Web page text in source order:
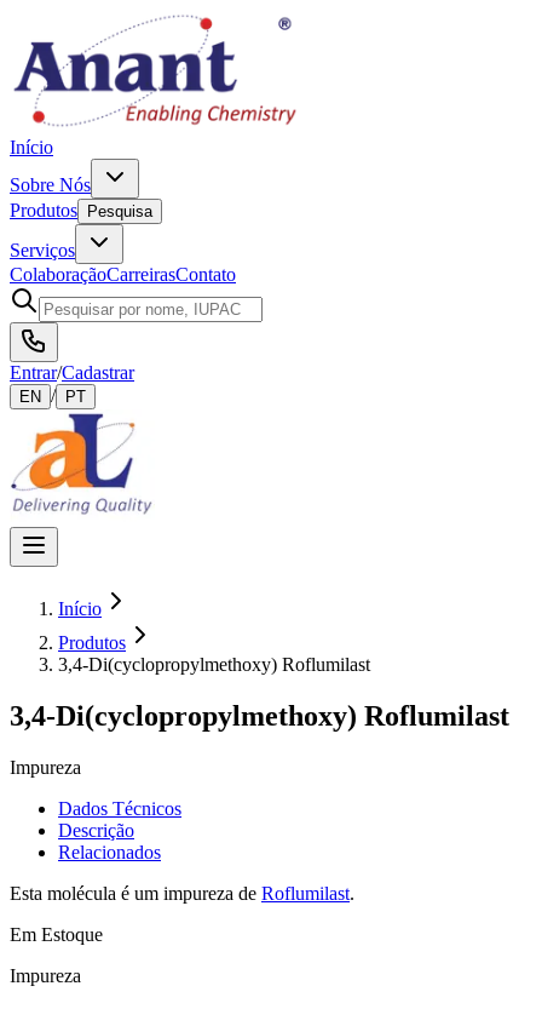
Início
Sobre Nós
Produtos
Pesquisa
Serviços
ColaboraçãoCarreirasContato
Entrar/Cadastrar
EN / PT
Início
Produtos
3,4-Di(cyclopropylmethoxy) Roflumilast
3,4-Di(cyclopropylmethoxy) Roflumilast
Impureza
Dados Técnicos
Descrição
Relacionados
Esta molécula é um impureza de Roflumilast.
Em Estoque
Impureza